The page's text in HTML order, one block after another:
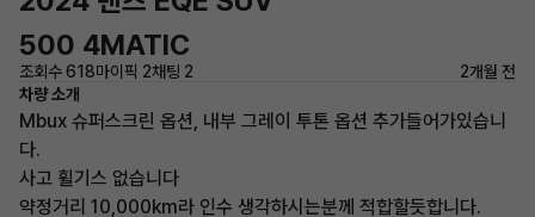
500 4MATIC
조회수 618마이픽 2채팅 2
2개월 전
차량 소개
Mbux 슈퍼스크린 옵션, 내부 그레이 투톤 옵션 추가들어가있습니
다.
사고 휠기스 없습니다
약정거리 10,000km라 인수 생각하시는분께 적합할듯합니다.